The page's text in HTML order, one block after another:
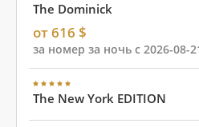
The Dominick
от 616 $
за номер за ночь с 2026-08-
The New York EDITION